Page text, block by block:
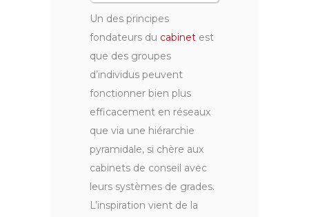
Un des principes
fondateurs du cabinet est
que des groupes
d’individus peuvent
fonctionner bien plus
efficacement en réseaux
que via une hiérarchie
pyramidale, si chère aux
cabinets de conseil avec
leurs systèmes de grades.
L’inspiration vient de la